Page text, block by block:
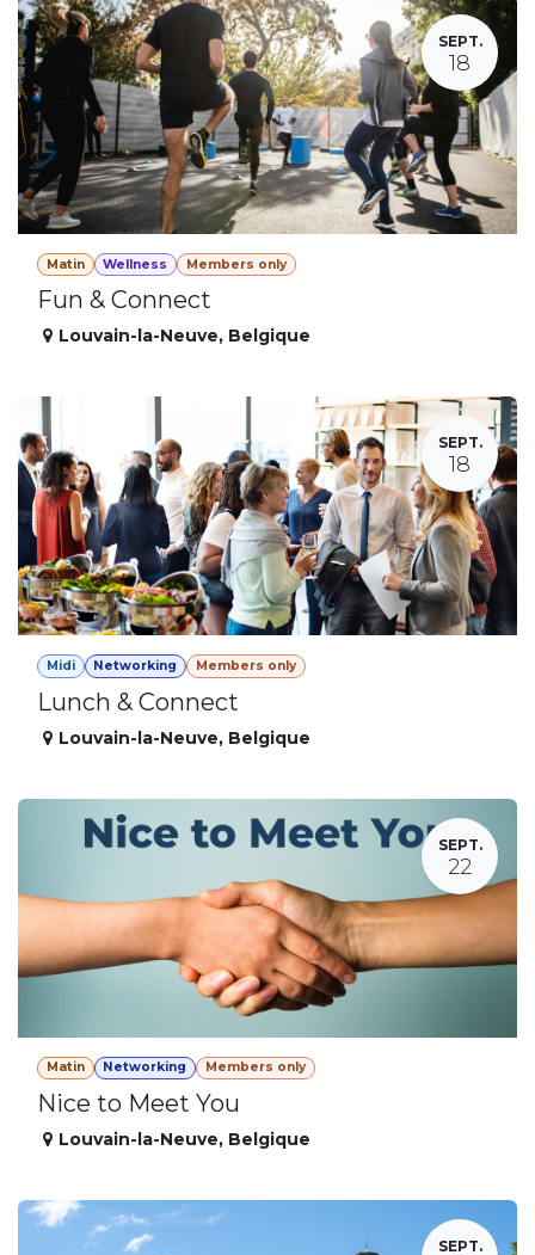
SEPT.
18
Matin Wellness Members only
Fun & Connect
Louvain-la-Neuve, Belgique
SEPT.
18
Midi Networking Members only
Lunch & Connect
Louvain-la-Neuve, Belgique
SEPT.
22
Matin Networking Members only
Nice to Meet You
Louvain-la-Neuve, Belgique
SEPT.